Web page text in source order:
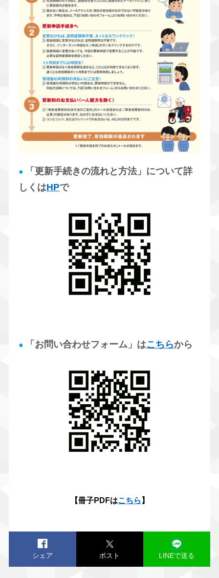
●
「更新手続きの流れと方法」について詳
しくはHPで
● 「お問い合わせフォーム」はこちらから
【冊子PDFはこちら 】
シェア ポスト LINEで送る